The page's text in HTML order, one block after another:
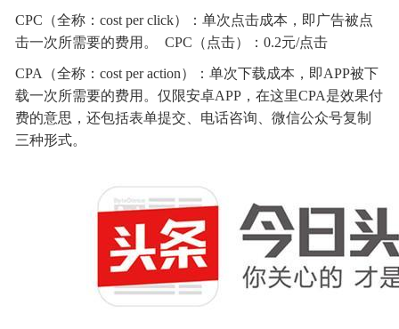
CPC（全称：cost per click）：单次点击成本，即广告被点
击一次所需要的费用。 CPC（点击）：0.2元/点击
CPA（全称：cost per action）：单次下载成本，即APP被下
载一次所需要的费用。仅限安卓APP，在这里CPA是效果付
费的意思，还包括表单提交、电话咨询、微信公众号复制
三种形式。